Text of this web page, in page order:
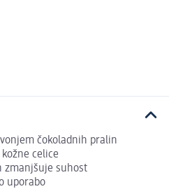
čokoladnih pralin
celice
zmanjšuje suhost
uporabo